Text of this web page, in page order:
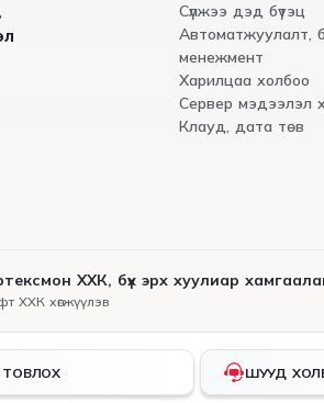
Сүлжээ дэд бүтэц
Автоматжуулалт,
менежмент
Харилцаа холбоо
Сервер мэдээлэл
Клауд, дата төв
ХХК, бүх эрх хуулиар
ХХК хөгжүүлэв
ТОВЛОХ ШУУД